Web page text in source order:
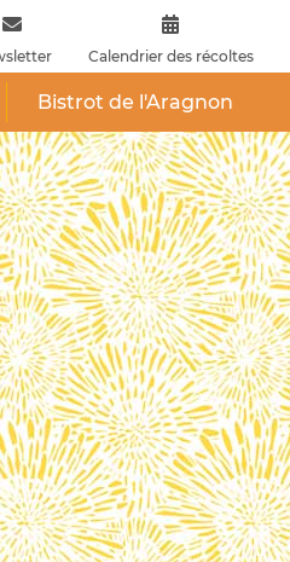
Calendrier des récoltes
Bistrot de l'Aragnon